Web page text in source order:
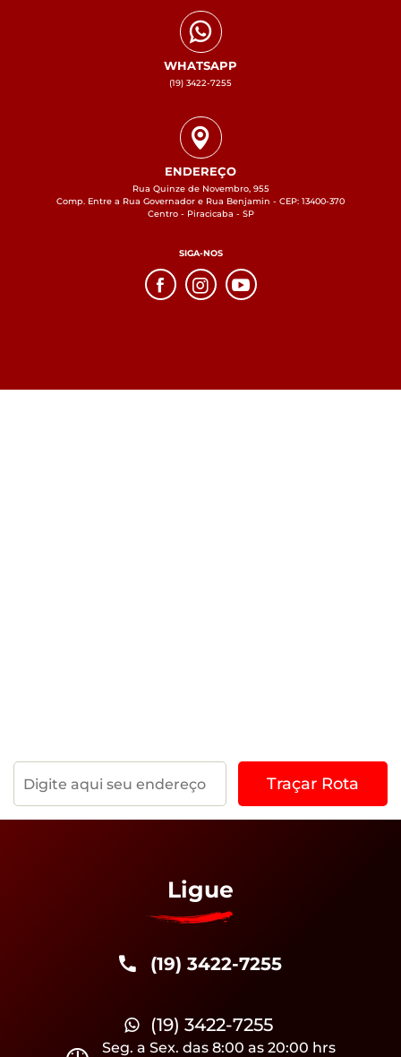
WHATSAPP
(19) 3422-7255
ENDEREÇO
Rua Quinze de Novembro, 955
Comp. Entre a Rua Governador e Rua Benjamin - CEP: 13400-370
Centro - Piracicaba - SP
SIGA-NOS
Ligue
(19) 3422-7255
(19) 3422-7255
Seg. a Sex. das 8:00 as 20:00 hrs